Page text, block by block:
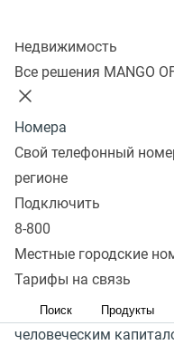
Недвижимость
Все решения MANGO
Номера
Свой телефонный
регионе
Подключить
8-800
Местные городские
Тарифы на связь
Поиск Продукты
систем
Получить консультацию
¹УВК
с клиентами;²CDP (
клиентов;³ERP (СПРП)
ресурсов предприятия;
человеческим